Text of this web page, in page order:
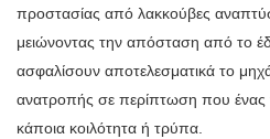
προστασίας από λακκούβες
μειώνοντας την απόσταση από το
ασφαλίσουν αποτελεσματικά το
ανατροπής σε περίπτωση που ένας
κάποια κοιλότητα ή τρύπα.